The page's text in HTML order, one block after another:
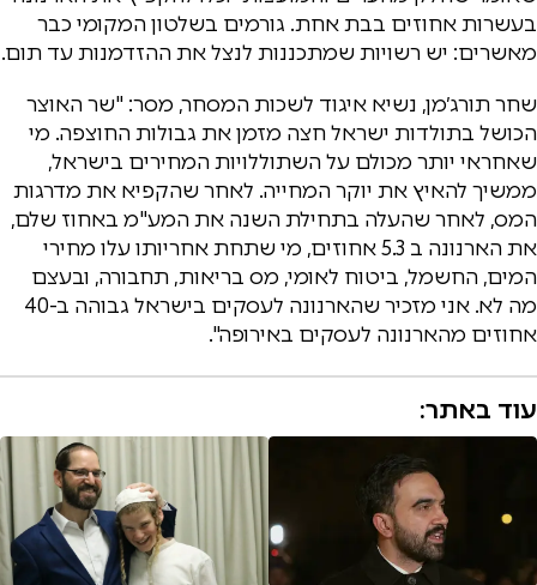
בעשרות אחוזים בבת אחת. גורמים בשלטון המקומי כבר
מאשרים: יש רשויות שמתכננות לנצל את ההזדמנות עד תום.
שחר תורג׳מן, נשיא איגוד לשכות המסחר, מסר: "שר האוצר
הכושל בתולדות ישראל חצה מזמן את גבולות החוצפה. מי
שאחראי יותר מכולם על השתוללויות המחירים בישראל,
ממשיך להאיץ את יוקר המחייה. לאחר שהקפיא את מדרגות
המס, לאחר שהעלה בתחילת השנה את המע"מ באחוז שלם,
את הארנונה ב 5.3 אחוזים, מי שתחת אחריותו עלו מחירי
המים, החשמל, ביטוח לאומי, מס בריאות, תחבורה, ובעצם
מה לא. אני מזכיר שהארנונה לעסקים בישראל גבוהה ב-40
אחוזים מהארנונה לעסקים באירופה".
עוד באתר: